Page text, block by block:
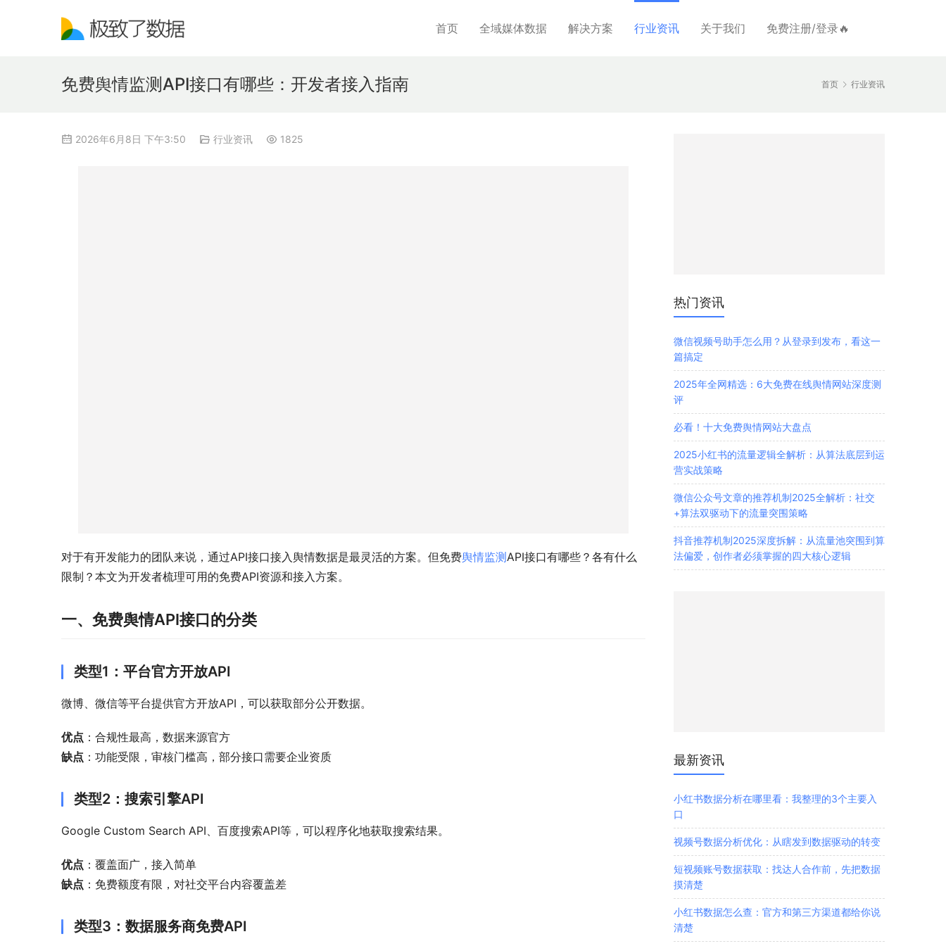
首页 全域媒体数据 解决方案 行业资讯 关于我们 免费注册/登录🔥
首页 行业资讯
免费舆情监测API接口有哪些：开发者接入指南
2026年6月8日 下午3:50 行业资讯 1825
对于有开发能力的团队来说，通过API接口接入舆情数据是最灵活的方案。但免费舆情监测API接口有哪些？各有什么
限制？本文为开发者梳理可用的免费API资源和接入方案。
一、免费舆情API接口的分类
类型1：平台官方开放API
微博、微信等平台提供官方开放API，可以获取部分公开数据。
优点 ：合规性最高，数据来源官方
缺点 ：功能受限，审核门槛高，部分接口需要企业资质
类型2：搜索引擎API
Google Custom Search API、百度搜索API等，可以程序化地获取搜索结果。
优点 ：覆盖面广，接入简单
缺点 ：免费额度有限，对社交平台内容覆盖差
类型3：数据服务商免费API
热门资讯
微信视频号助手怎么用？从登录到发布，看这一
篇搞定
2025年全网精选：6大免费在线舆情网站深度测
评
必看！十大免费舆情网站大盘点
2025小红书的流量逻辑全解析：从算法底层到运
营实战策略
微信公众号文章的推荐机制2025全解析：社交
+算法双驱动下的流量突围策略
抖音推荐机制2025深度拆解：从流量池突围到算
法偏爱，创作者必须掌握的四大核心逻辑
最新资讯
小红书数据分析在哪里看：我整理的3个主要入
口
视频号数据分析优化：从瞎发到数据驱动的转变
短视频账号数据获取：找达人合作前，先把数据
摸清楚
小红书数据怎么查：官方和第三方渠道都给你说
清楚